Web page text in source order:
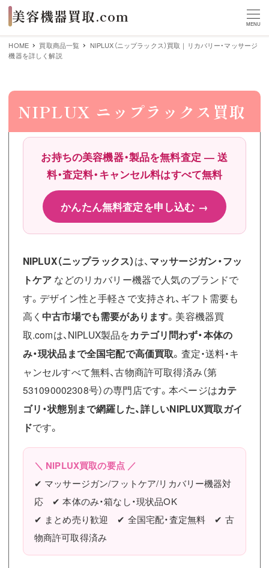
MENU
HOME 買取商品一覧
NIPLUX（ニップラックス）買取｜リカバリー・マッサージ
機器を詳しく解説
NIPLUX ニップラックス買取
お持ちの美容機器・製品を無料査定 ― 送
料・査定料・キャンセル料はすべて無料
かんたん無料査定を申し込む →
NIPLUX（ニップラックス）は、 マッサージガン・フッ
トケア などのリカバリー機器で人気のブランドで
す。デザイン性と手軽さで支持され、ギフト需要も
高く 中古市場でも需要があります。美容機器買
取.comは、NIPLUX製品をカテゴリ問わず・本体の
み・現状品まで全国宅配で高価買取。査定・送料・キ
ャンセルすべて無料、古物商許可取得済み（第
531090002308号）の専門店です。本ページはカテ
ゴリ・状態別まで網羅した、詳しいNIPLUX買取ガイ
ドです。
＼ NIPLUX買取の要点 ／
✔ マッサージガン/フットケア/リカバリー機器対
応 ✔ 本体のみ・箱なし・現状品OK
✔ まとめ売り歓迎 ✔ 全国宅配・査定無料 ✔ 古
物商許可取得済み